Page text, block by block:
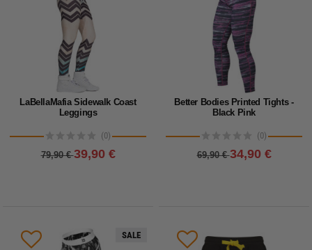
LaBellaMafia Sidewalk Coast
Leggings
(0)
79,90 €39,90 €
Better Bodies Printed Tights -
Black Pink
(0)
69,90 €34,90 €
SALE